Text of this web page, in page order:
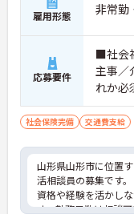
雇用形態 非常勤
応募要件
■社会
主事／
れか
転免許
社会保険完備 交通費支給
山形県山形市に位置
活相談員の募集です。
資格や経験を活かし
す。勤務日数は相談